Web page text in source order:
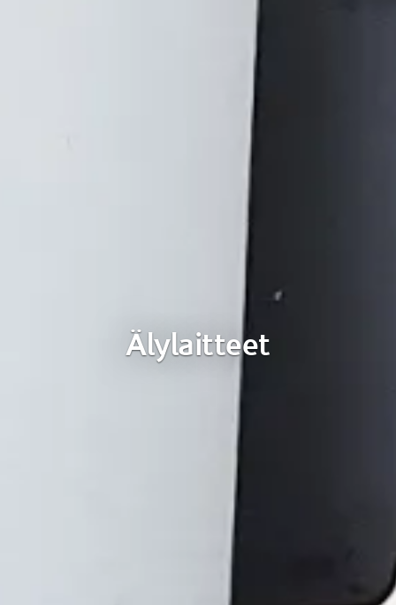
Älylaitteet